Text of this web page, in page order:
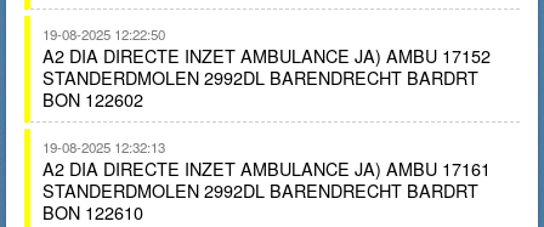
19-08-2025 12:22:50
A2 DIA DIRECTE INZET AMBULANCE JA) AMBU 17152
STANDERDMOLEN 2992DL BARENDRECHT BARDRT
BON 122602
19-08-2025 12:32:13
A2 DIA DIRECTE INZET AMBULANCE JA) AMBU 17161
STANDERDMOLEN 2992DL BARENDRECHT BARDRT
BON 122610